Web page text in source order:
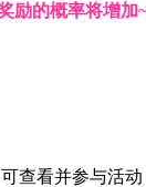
的概率将增加
查看并参与活